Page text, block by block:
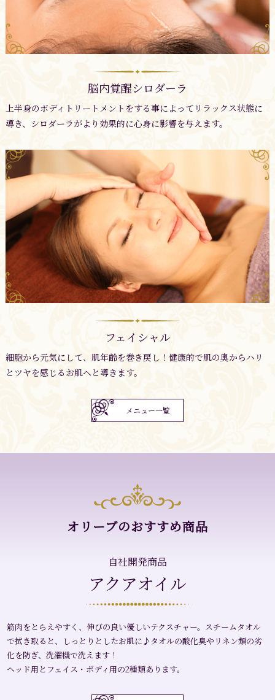
脳内覚醒シロダーラ
上半身のボディトリートメントをする事によってリラックス状態に
導き、シロダーラがより効果的に心身に影響を与えます。
フェイシャル
細胞から元気にして、肌年齢を巻き戻し！健康的で肌の奥からハリ
とツヤを感じるお肌へと導きます。
メニュー一覧
オリーブのおすすめ商品
自社開発商品
アクアオイル
筋肉をとらえやすく、伸びの良い優しいテクスチャー。スチームタオル
で拭き取ると、しっとりとしたお肌に♪タオルの酸化臭やリネン類の劣
化を防ぎ、洗濯機で洗えます！
ヘッド用とフェイス・ボディ用の2種類あります。